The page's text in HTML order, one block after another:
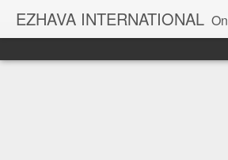
EZHAVA INTERNATIONAL Online news/